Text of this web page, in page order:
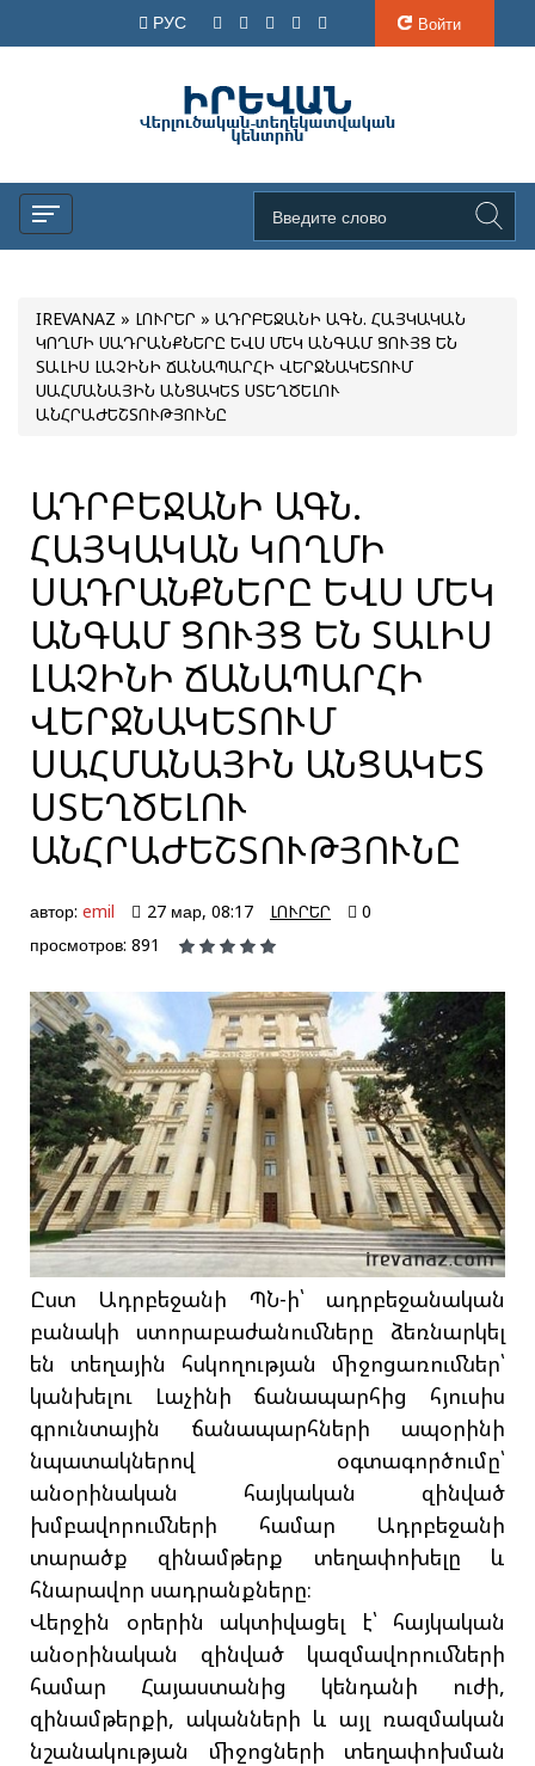
РУС Войти
IREVANAZ » ԼՈՒՐԵՐ » ԱԴՐԲԵՋԱՆԻ ԱԳՆ. ՀԱՅԿԱԿԱՆ
ԿՈՂՄԻ ՍԱԴՐԱՆՔՆԵՐԸ ԵՎՍ ՄԵԿ ԱՆԳԱՄ ՑՈՒՅՑ ԵՆ
ՏԱԼԻՍ ԼԱՉԻՆԻ ՃԱՆԱՊԱՐՀԻ ՎԵՐՋՆԱԿԵՏՈՒՄ
ՍԱՀՄԱՆԱՅԻՆ ԱՆՑԱԿԵՏ ՍՏԵՂԾԵԼՈՒ
ԱՆՀՐԱԺԵՇՏՈՒԹՅՈՒՆԸ
ԱԴՐԲԵՋԱՆԻ ԱԳՆ.
ՀԱՅԿԱԿԱՆ ԿՈՂՄԻ
ՍԱԴՐԱՆՔՆԵՐԸ ԵՎՍ ՄԵԿ
ԱՆԳԱՄ ՑՈՒՅՑ ԵՆ ՏԱԼԻՍ
ԼԱՉԻՆԻ ՃԱՆԱՊԱՐՀԻ
ՎԵՐՋՆԱԿԵՏՈՒՄ
ՍԱՀՄԱՆԱՅԻՆ ԱՆՑԱԿԵՏ
ՍՏԵՂԾԵԼՈՒ
ԱՆՀՐԱԺԵՇՏՈՒԹՅՈՒՆԸ
автор: emil 27 мар, 08:17 ԼՈՒՐԵՐ
0
просмотров: 891
Ըստ Ադրբեջանի ՊՆ-ի՝ ադրբեջանական
բանակի ստորաբաժանումները ձեռնարկել
են տեղային հսկողության միջոցառումներ՝
կանխելու Լաչինի ճանապարհից հյուսիս
գրունտային ճանապարհների ապօրինի
նպատակներով օգտագործումը՝
անօրինական հայկական զինված
խմբավորումների համար Ադրբեջանի
տարածք զինամթերք տեղափոխելը և
հնարավոր սադրանքները։
Վերջին օրերին ակտիվացել է՝ հայկական
անօրինական զինված կազմավորումների
համար Հայաստանից կենդանի ուժի,
զինամթերքի, ականների և այլ ռազմական
նշանակության միջոցների տեղափոխման